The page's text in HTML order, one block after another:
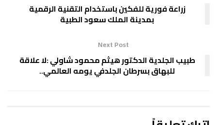
زراعة فورية للفكين باستخدام التقنية الرقمية
بمدينة الملك سعود الطبية
Next Post
طبيب الجلدية الدكتور هيثم محمود شاولي :لا علاقة
للبهاق بسرطان الجلدفي يومه العالمي..